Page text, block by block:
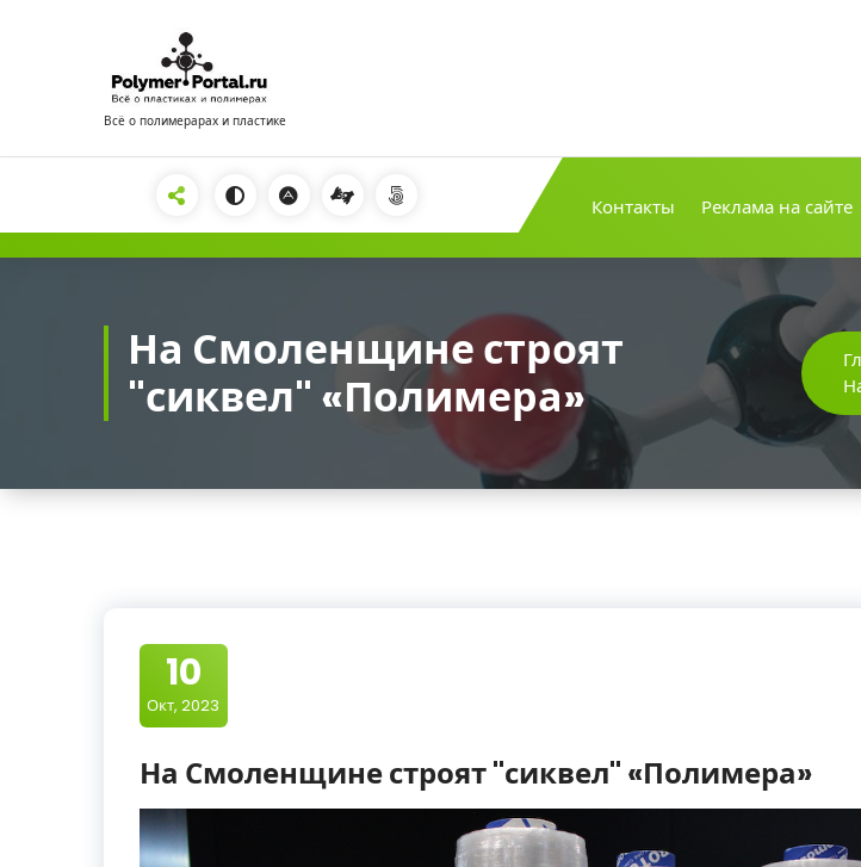
Всё о полимерарах и пластике
Контакты Реклама на сайте
На Смоленщине строят
"сиквел" «Полимера»
10
Окт, 2023
На Смоленщине строят "сиквел" «Полимера»